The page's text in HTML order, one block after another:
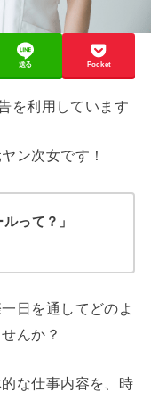
送る Pocket
を利用しています
ン次女です！
って？」
日を通してどのよ
んか？
な仕事内容を、時